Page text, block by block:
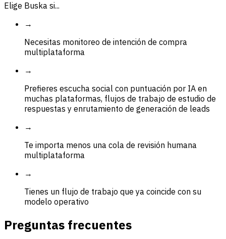
Elige Buska si...
→
Necesitas monitoreo de intención de compra
multiplataforma
→
Prefieres escucha social con puntuación por IA en
muchas plataformas, flujos de trabajo de estudio de
respuestas y enrutamiento de generación de leads
→
Te importa menos una cola de revisión humana
multiplataforma
→
Tienes un flujo de trabajo que ya coincide con su
modelo operativo
Preguntas frecuentes